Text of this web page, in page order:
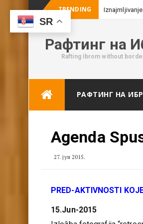
TRENDING
Рафтинг на
Rafting Ibrom without
РАФТИНГ НА
Agenda
27. јун 2015.
PRED-AKTIVNOSTI
15.Jun-2015
SR